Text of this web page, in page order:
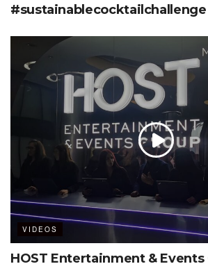
#sustainablecocktailchallenge
VIDEOS
HOST Entertainment & Events